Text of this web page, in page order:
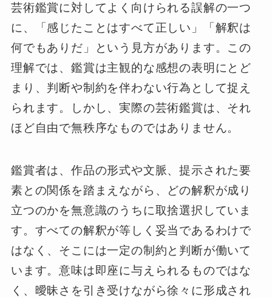
芸術鑑賞に対してよく向けられる誤解の一つ
に、「感じたことはすべて正しい」「解釈は
何でもありだ」という見方があります。この
理解では、鑑賞は主観的な感想の表明にとど
まり、判断や制約を伴わない行為として捉え
られます。しかし、実際の芸術鑑賞は、それ
ほど自由で無秩序なものではありません。
鑑賞者は、作品の形式や文脈、提示された要
素との関係を踏まえながら、どの解釈が成り
立つのかを無意識のうちに取捨選択していま
す。すべての解釈が等しく妥当であるわけで
はなく、そこには一定の制約と判断が働いて
います。意味は即座に与えられるものではな
く、曖昧さを引き受けながら徐々に形成され